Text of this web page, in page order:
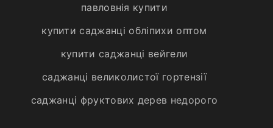
павловнія купити
купити саджанці обліпихи оптом
купити саджанці вейгели
саджанці великолистої гортензії
саджанці фруктових дерев недорого